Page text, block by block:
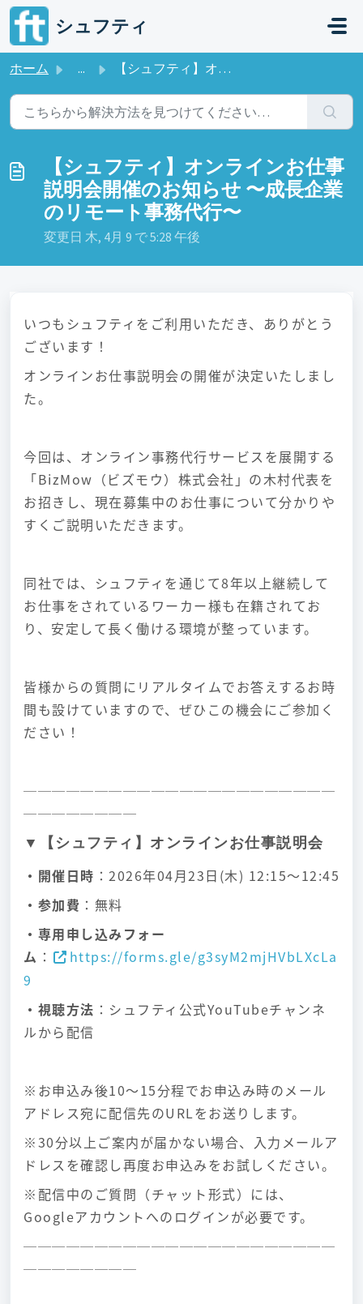
メインコンテンツに移動
シュフティ
ホーム ... 【シュフティ】オンラインお仕事説明会開催のお知らせ 〜成長企業のリモート事務代行〜
【シュフティ】オンラインお仕事
説明会開催のお知らせ 〜成長企業
のリモート事務代行〜
変更日 木, 4月 9 で 5:28 午後
いつもシュフティをご利用いただき、ありがとう
ございます！
オンラインお仕事説明会の開催が決定いたしまし
た。
今回は、オンライン事務代行サービスを展開する
「BizMow（ビズモウ）株式会社」の木村代表を
お招きし、現在募集中のお仕事について分かりや
すくご説明いただきます。
同社では、シュフティを通じて8年以上継続して
お仕事をされているワーカー様も在籍されてお
り、安定して長く働ける環境が整っています。
皆様からの質問にリアルタイムでお答えするお時
間も設けていますので、ぜひこの機会にご参加く
ださい！
──────────────────────
────────
▼【シュフティ】オンラインお仕事説明会
・開催日時 ：2026年04月23日(木) 12:15～12:45
・参加費 ：無料
・専用申し込みフォー
ム ：
https://forms.gle/g3syM2mjHVbLXcLa
9
・視聴方法 ：シュフティ公式YouTubeチャンネ
ルから配信
※お申込み後10〜15分程でお申込み時のメール
アドレス宛に配信先のURLをお送りします。
※30分以上ご案内が届かない場合、入力メールア
ドレスを確認し再度お申込みをお試しください。
※配信中のご質問（チャット形式）には、
Googleアカウントへのログインが必要です。
──────────────────────
────────